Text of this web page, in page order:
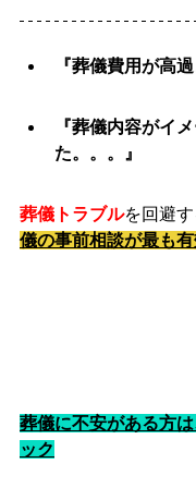
『葬儀費用が高
『葬儀内容がイ
た。。。』
葬儀トラブルを回避す
儀の事前相談が最も有
葬儀に不安がある方
ック